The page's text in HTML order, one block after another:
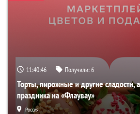
11:40:45 Получили:6
Торты, пирожные и другие сладости,
праздника на «Флаувау»
Россия